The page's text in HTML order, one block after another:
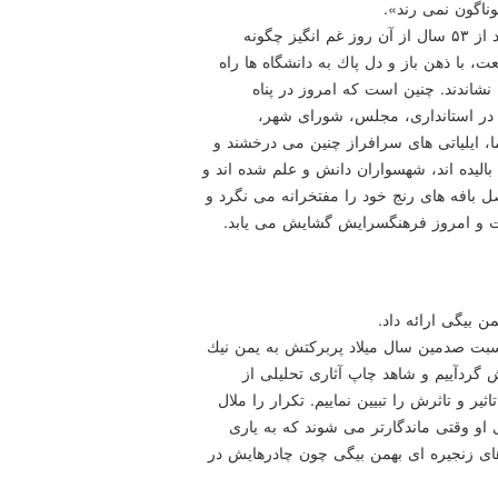
نمی رند».
كمالی افزود: و اینك كجاست استاد بهمن بیگی تا ببیند بعد از ۵۳ سال از آن روز غم انگیز چگونه
با ذهن باز و دل پاك به دانشگاه ها راه
چنین است كه امروز در پناه
در استانداری، مجلس، شورای شهر،
ایلیاتی های سرافراز چنین می درخشند و
اند، شهسواران دانش و علم شده اند و
بافه های رنج خود را مفتخرانه می نگرد و
و امروز فرهنگسرایش گشایش می یابد.
بیگی ارائه داد.
بر ماست كه سال ۱۳۹۹ را به مناسبت صدمین سال میلاد پربركتش به یمن نیك
و شاهد چاپ آثاری تحلیلی از
و تاثرش را تبیین نماییم. تكرار را ملال
او وقتی ماندگارتر می شوند كه به یاری
های زنجیره ای بهمن بیگی چون چادرهایش در